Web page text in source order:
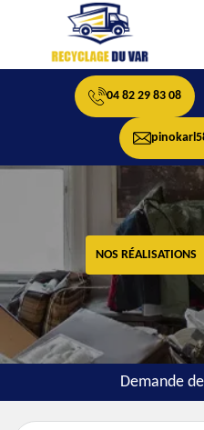
04 82 29 83 08
NOS RÉALISATIONS
Demande